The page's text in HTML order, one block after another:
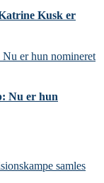
Kusk er
Nu er hun